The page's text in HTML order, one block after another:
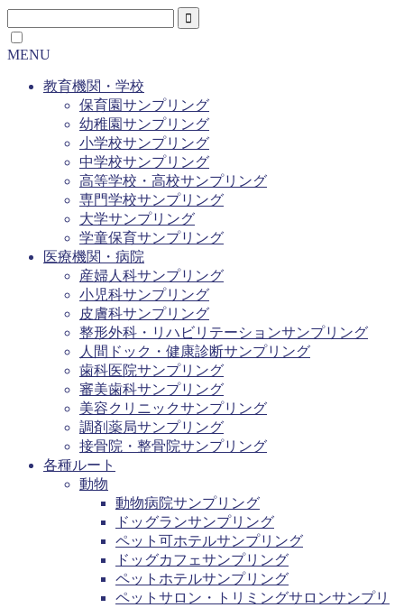
MENU
教育機関・学校
保育園サンプリング
幼稚園サンプリング
小学校サンプリング
中学校サンプリング
高等学校・高校サンプリング
専門学校サンプリング
大学サンプリング
学童保育サンプリング
医療機関・病院
産婦人科サンプリング
小児科サンプリング
皮膚科サンプリング
整形外科・リハビリテーションサンプリング
人間ドック・健康診断サンプリング
歯科医院サンプリング
審美歯科サンプリング
美容クリニックサンプリング
調剤薬局サンプリング
接骨院・整骨院サンプリング
各種ルート
動物
動物病院サンプリング
ドッグランサンプリング
ペット可ホテルサンプリング
ドッグカフェサンプリング
ペットホテルサンプリング
ペットサロン・トリミングサロンサンプリ